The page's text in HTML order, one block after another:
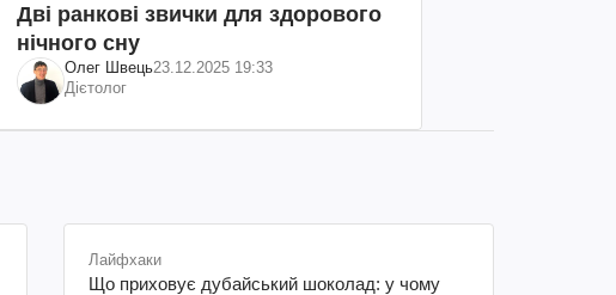
Дві ранкові звички для здорового
нічного сну
Олег Швець23.12.2025 19:33
Дієтолог
Лайфхаки
Що приховує дубайський шоколад: у чому